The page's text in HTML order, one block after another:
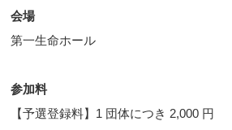
会場
第一生命ホール
参加料
【予選登録料】1 団体につき 2,000 円